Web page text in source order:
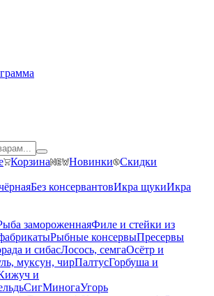
Корзина Новинки Скидки
Без консервантовИкра щукиИкра
замороженнаяФиле и стейки из
Рыбные консервыПресервы
и сибасЛосось, семгаОсётр и
муксун, чирПалтусГорбуша и
и
СигМиногаУгорь